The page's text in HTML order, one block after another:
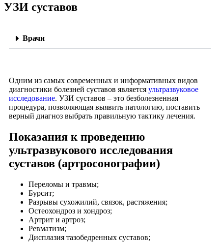
УЗИ суставов
Врачи
Одним из самых современных и информативных видов
диагностики болезней суставов является ультразвуковое
исследование. УЗИ суставов – это безболезненная
процедура, позволяющая выявить патологию, поставить
верный диагноз выбрать правильную тактику лечения.
Показания к проведению
ультразвукового исследования
суставов (артросонографии)
Переломы и травмы;
Бурсит;
Разрывы сухожилий, связок, растяжения;
Остеохондроз и хондроз;
Артрит и артроз;
Ревматизм;
Дисплазия тазобедренных суставов;